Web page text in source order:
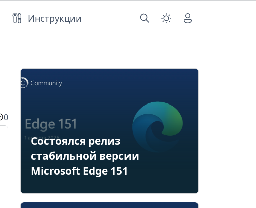
Инструкции
0
Состоялся релиз
стабильной версии
Microsoft Edge 151